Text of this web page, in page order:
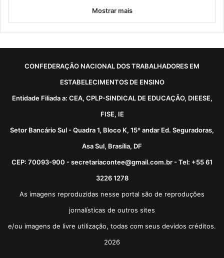
Mostrar mais
CONFEDERAÇÃO NACIONAL DOS TRABALHADORES EM
ESTABELECIMENTOS DE ENSINO
Entidade Filiada a: CEA, CPLP-SINDICAL DE EDUCAÇÃO, DIEESE,
FISE, IE
Setor Bancário Sul - Quadra 1, Bloco K, 15º andar Ed. Seguradoras,
Asa Sul, Brasília, DF
CEP: 70093-900 - secretariacontee@gmail.com.br - Tel: +55 61
3226 1278
As imagens reproduzidas nesse portal são de reproduções
jornalísticas de outros sites
e/ou imagens de livre utilização, todas com seus devidos créditos.
2026